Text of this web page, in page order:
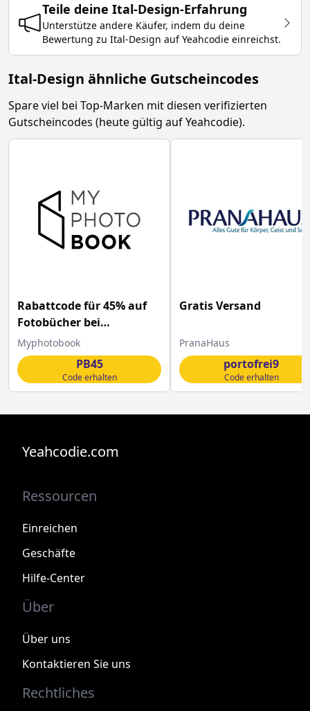
Teile deine Ital-Design-Erfahrung
Unterstütze andere Käufer, indem du deine
Bewertung zu Ital-Design auf Yeahcodie einreichst.
Ital-Design ähnliche Gutscheincodes
Spare viel bei Top-Marken mit diesen verifizierten
Gutscheincodes (heute gültig auf Yeahcodie).
Rabattcode für 45% auf
Fotobücher bei
myphotobook
Myphotobook
PB45
Code erhalten
Gratis Versand
PranaHaus
portofrei9
Code erhalten
Yeahcodie.com
Ressourcen
Einreichen
Geschäfte
Hilfe-Center
Über
Über uns
Kontaktieren Sie uns
Rechtliches